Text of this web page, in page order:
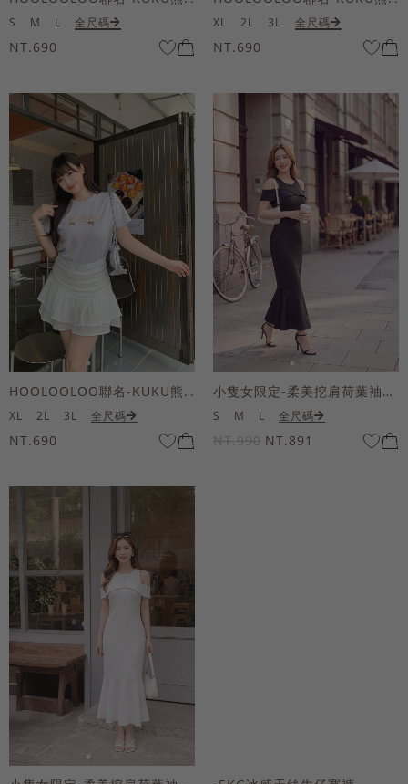
S M L 全尺碼
NT.690
XL 2L 3L 全尺碼
NT.690
HOOLOOLOO聯名-KUKU熊蝴蝶結短袖上衣
XL 2L 3L 全尺碼
NT.690
小隻女限定-柔美挖肩荷葉袖魚尾長洋裝
S M L 全尺碼
NT.990 NT.891